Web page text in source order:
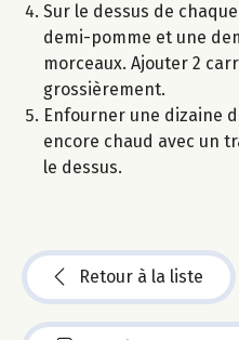
Sur le dessus de
demi-pomme et une
morceaux. Ajouter 2
grossièrement.
Enfourner une dizaine
encore chaud avec un
le dessus.
Retour à la liste